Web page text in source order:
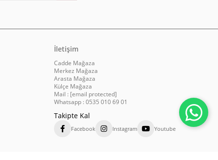
İletişim
Cadde Mağaza
Merkez Mağaza
Arasta Mağaza
Külçe Mağaza
Mail : [email protected]
Whatsapp : 0535 010 69 01
Takipte Kal
Facebook Instagram Youtube